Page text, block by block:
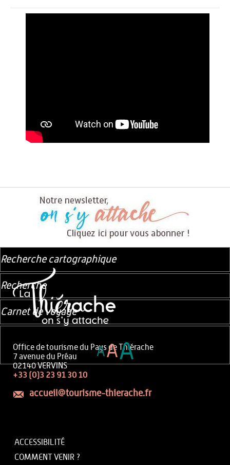
Office de tourisme du Pays de Thiérache
7 avenue du Préau
02140 VERVINS
+33 (0)3 23 91 30 10
accueil@tourisme-thierache.fr
ACCESSIBILITÉ
COMMENT VENIR ?
Recherche cartographique
Recherche
Carnet de voyage
AAA